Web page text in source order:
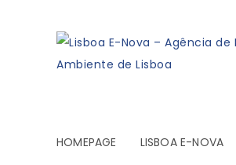
HOMEPAGE LISBOA E-NOVA